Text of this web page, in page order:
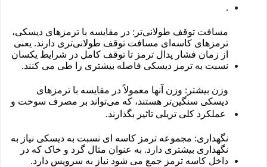
.
مسافت توقف طولانی‌تر: در مقایسه با ترمزهای دیسکی،
ترمزهای کاسه‌ای مسافت توقف طولانی‌تری دارند. یعنی
از زمان فشار پدال ترمز تا توقف کامل در شرایط یکسان
نسبت به ترمز دیسکی فاصله بیشتری را طی می کنند.
وزن بیشتر: وزن آنها معمولاً در مقایسه با ترمزهای
دیسکی سنگین‌تر هستند، که می‌تواند بر مصرف سوخت و
عملکرد کلی تریلی تاثیر بگذارند.
نگهداری: مجموعه ترمز کاسه ای نسبت به دیسکی نیاز به
نگهداری بیشتری دارد. به عنوان مثال گرد و خاک که در
داخل کاسه ترمز جمع می شود نیاز به سرویس دارد.